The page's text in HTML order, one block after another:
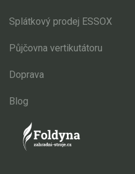
Splátkový prodej ESSOX
Půjčovna vertikutátoru
Doprava
Blog